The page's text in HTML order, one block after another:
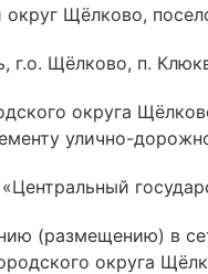
Щёлково,
Щёлково, п.
округа
улично-
(размещению) в
округа